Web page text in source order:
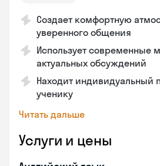
Создает комфортную
уверенного общения
Использует современные
актуальных обсуждений
Находит индивидуальный
ученику
Читать дальше
Услуги и цены